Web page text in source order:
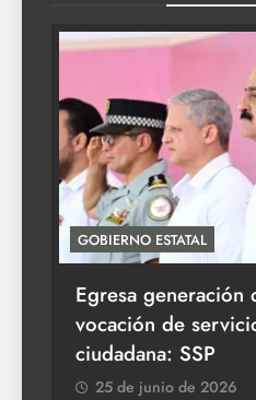
GOBIERNO ESTATAL
Egresa generación
vocación de
ciudadana: SSP
25 de junio de 2026